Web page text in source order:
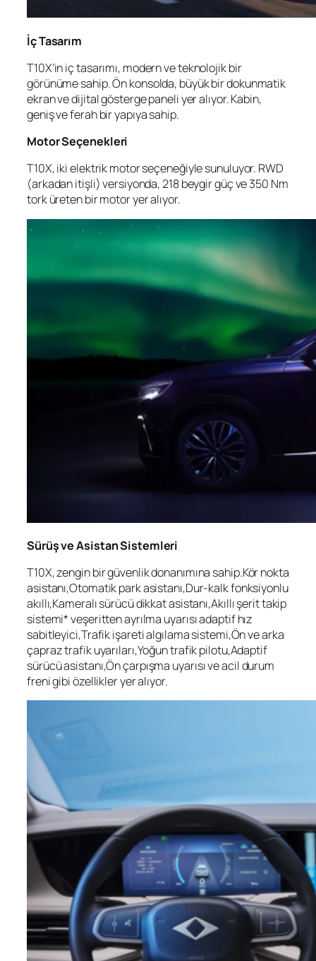
İç Tasarım
T10X’in iç tasarımı, modern ve teknolojik bir
görünüme sahip. Ön konsolda, büyük bir dokunmatik
ekran ve dijital gösterge paneli yer alıyor. Kabin,
geniş ve ferah bir yapıya sahip.
Motor Seçenekleri
T10X, iki elektrik motor seçeneğiyle sunuluyor. RWD
(arkadan itişli) versiyonda, 218 beygir güç ve 350 Nm
tork üreten bir motor yer alıyor.
Sürüş ve Asistan Sistemleri
T10X, zengin bir güvenlik donanımına sahip.Kör nokta
asistanı,Otomatik park asistanı,Dur-kalk fonksiyonlu
akıllı,Kameralı sürücü dikkat asistanı,Akıllı şerit takip
sistemi* veşeritten ayrılma uyarısı adaptif hız
sabitleyici,Trafik işareti algılama sistemi,Ön ve arka
çapraz trafik uyarıları,Yoğun trafik pilotu,Adaptif
sürücü asistanı,Ön çarpışma uyarısı ve acil durum
freni gibi özellikler yer alıyor.